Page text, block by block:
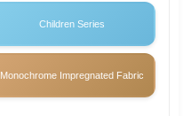
Children Series
Monochrome Impregnated Fabric